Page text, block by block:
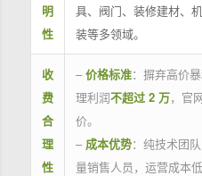
明
性
具、阀门、装修建材、
装等多领域。
收
费
合
理
性
– 价格标准：摒弃高价
理利润不超过 2 万，官
价。
– 成本优势：纯技术团
量销售人员，运营成本